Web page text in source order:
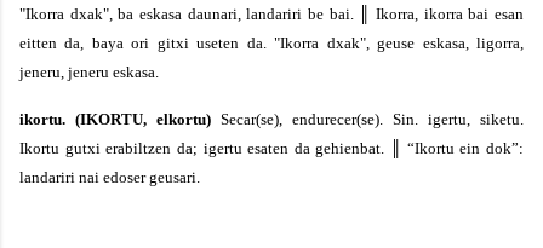
"Ikorra dxak", ba eskasa daunari, landariri be bai. ║Ikorra, ikorra bai esan
eitten da, baya ori gitxi useten da."Ikorra dxak", geuse eskasa, ligorra,
jeneru, jeneru eskasa.
ikortu. (IKORTU, elkortu) Secar(se), endurecer(se). Sin. igertu, siketu.
Ikortu gutxi erabiltzen da; igertuesaten da gehienbat.
“Ikortu ein dok”:
landariri nai edoser geusari.